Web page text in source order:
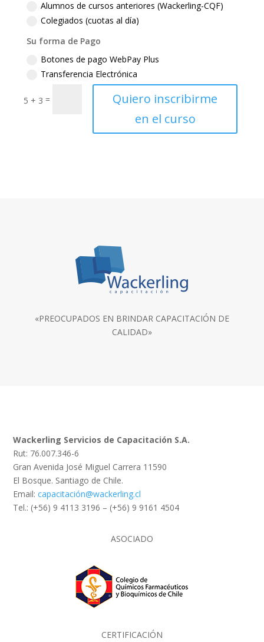
Alumnos de cursos anteriores (Wackerling-CQF)
Colegiados (cuotas al día)
Su forma de Pago
Botones de pago WebPay Plus
Transferencia Electrónica
5 + 3 =
Quiero inscribirme
en el curso
«PREOCUPADOS EN BRINDAR CAPACITACIÓN DE
CALIDAD»
Wackerling Servicios de Capacitación S.A.
Rut: 76.007.346-6
Gran Avenida José Miguel Carrera 11590
El Bosque. Santiago de Chile.
Email:capacitación@wackerling.cl
Tel.: (+56) 9 4113 3196 – (+56) 9 9161 4504
ASOCIADO
CERTIFICACIÓN